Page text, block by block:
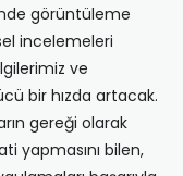
görüntüleme
incelemeleri
ve
bir hızda artacak.
gereği olarak
yapmasını bilen,